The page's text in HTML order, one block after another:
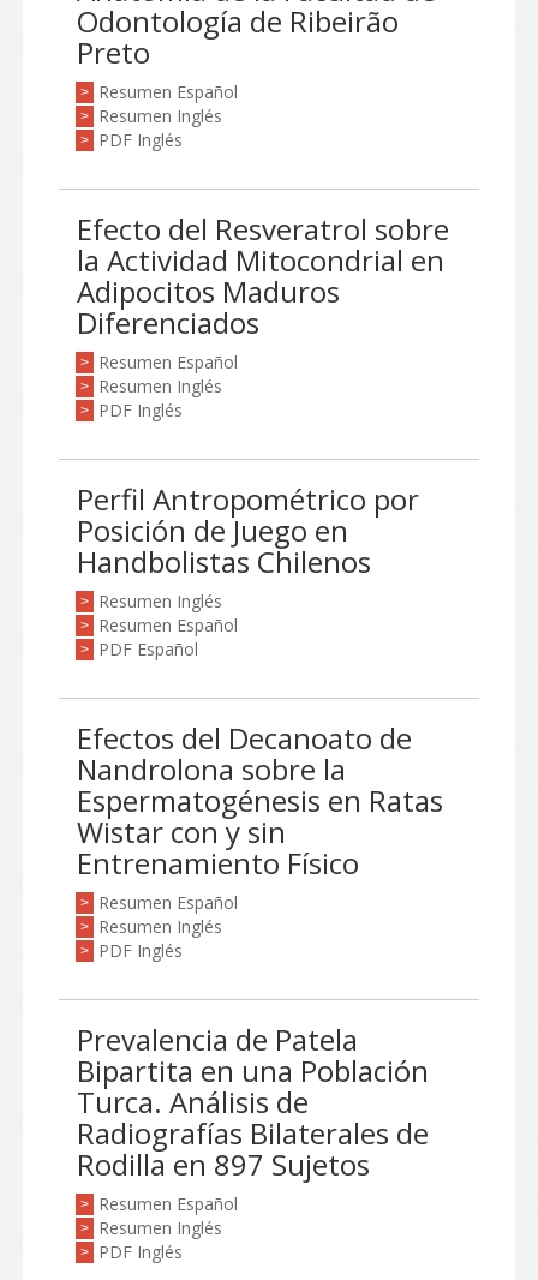
Odontología de Ribeirão
Preto
> Resumen Español
> Resumen Inglés
> PDF Inglés
Efecto del Resveratrol sobre
la Actividad Mitocondrial en
Adipocitos Maduros
Diferenciados
> Resumen Español
> Resumen Inglés
> PDF Inglés
Perfil Antropométrico por
Posición de Juego en
Handbolistas Chilenos
> Resumen Inglés
> Resumen Español
> PDF Español
Efectos del Decanoato de
Nandrolona sobre la
Espermatogénesis en Ratas
Wistar con y sin
Entrenamiento Físico
> Resumen Español
> Resumen Inglés
> PDF Inglés
Prevalencia de Patela
Bipartita en una Población
Turca. Análisis de
Radiografías Bilaterales de
Rodilla en 897 Sujetos
> Resumen Español
> Resumen Inglés
> PDF Inglés